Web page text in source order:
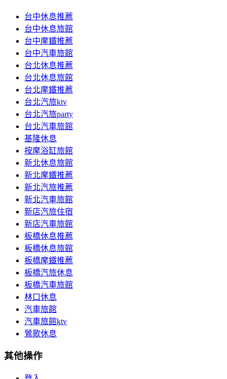
台中休息推薦
台中休息旅館
台中摩鐵推薦
台中汽車旅館
台北休息推薦
台北休息旅館
台北摩鐵推薦
台北汽旅ktv
台北汽旅party
台北汽車旅館
基隆休息
按摩浴缸旅館
新北休息旅館
新北摩鐵推薦
新北汽旅推薦
新北汽車旅館
新店汽旅住宿
新店汽車旅館
板橋休息推薦
板橋休息旅館
板橋摩鐵推薦
板橋汽旅休息
板橋汽車旅館
林口休息
汽車旅館
汽車旅館ktv
鶯歌休息
其他操作